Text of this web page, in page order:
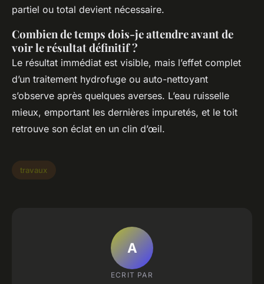
partiel ou total devient nécessaire.
Combien de temps dois-je attendre avant de
voir le résultat définitif ?
Le résultat immédiat est visible, mais l’effet complet
d’un traitement hydrofuge ou auto-nettoyant
s’observe après quelques averses. L’eau ruisselle
mieux, emportant les dernières impuretés, et le toit
retrouve son éclat en un clin d’œil.
travaux
A
ECRIT PAR